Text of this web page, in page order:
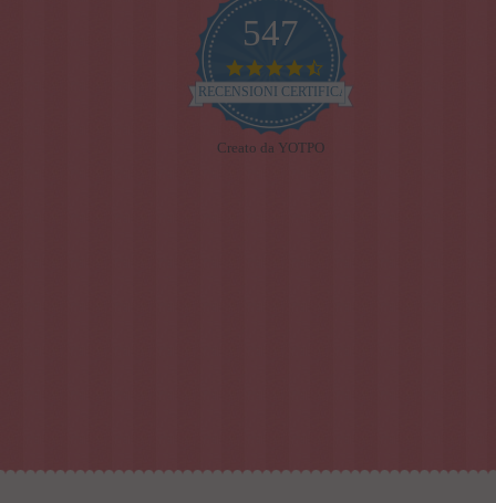
547
4.7
star
rating
RECENSIONI CERTIFICATE
Creato da YOTPO